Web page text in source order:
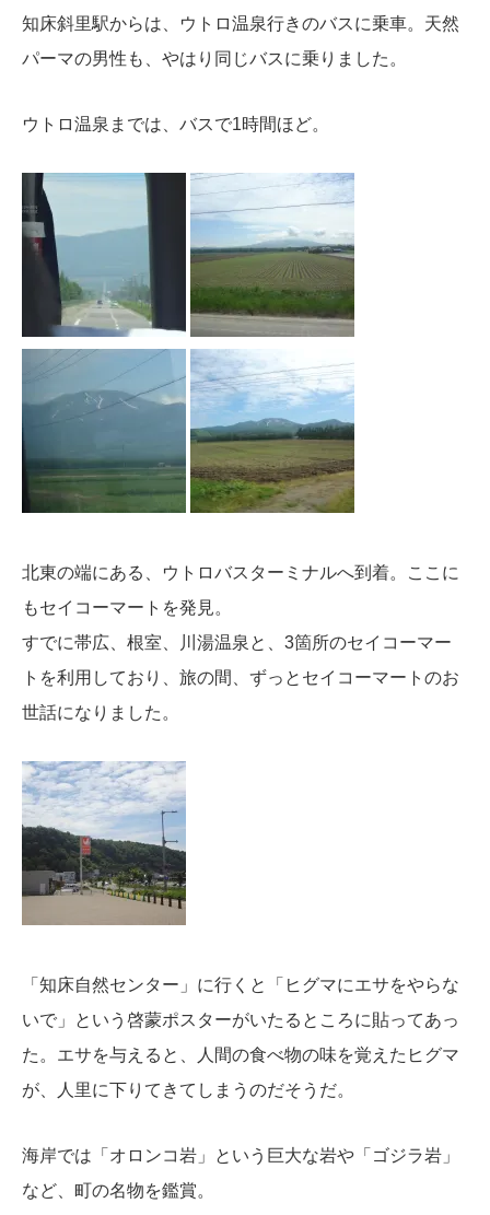
知床斜里駅からは、ウトロ温泉行きのバスに乗車。 天然
パーマの男性も、やはり同じバスに乗りました。
ウトロ温泉までは、バスで1時間ほど。
北東の端にある、ウトロバスターミナルへ到着。ここに
もセイコーマートを発見。
すでに帯広、根室、川湯温泉と、3箇所のセイコーマー
トを利用しており、旅の間、ずっとセイコーマートのお
世話になりました。
「知床自然センター」に行くと
「ヒグマにエサをやらな
いで」という啓蒙ポスターがいたるところに貼ってあっ
た。エサを与えると、人間の食べ物の味を覚えたヒグマ
が、人里に下りてきてしまうのだそうだ。
海岸では「 オロンコ岩」という巨大な岩や「ゴジラ岩」
など、町の名物を鑑賞。